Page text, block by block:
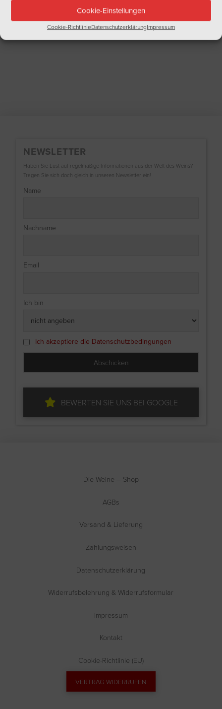
Cookie-Einstellungen
Cookie-RichtlinieDatenschutzerklärungImpressum
MUSKAT GOLD SEKT
NEWSLETTER
Haben Sie Lust auf regelmäßige Informationen aus der Welt des Weins?
Tragen Sie sich doch gleich in unseren Newsletter ein!
Name
Nachname
Email
Ich bin
Ich akzeptiere die Datenschutzbedingungen
BEWERTEN SIE UNS BEI GOOGLE
Die Weine – Shop
AGBs
Versand & Lieferung
Zahlungsweisen
Datenschutzerklärung
Widerrufsbelehrung & Widerrufsformular
Impressum
Kontakt
Cookie-Richtlinie (EU)
VERTRAG WIDERRUFEN